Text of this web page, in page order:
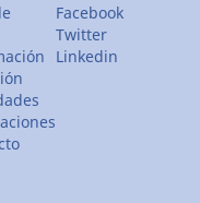
Facebook
Twitter
Linkedin